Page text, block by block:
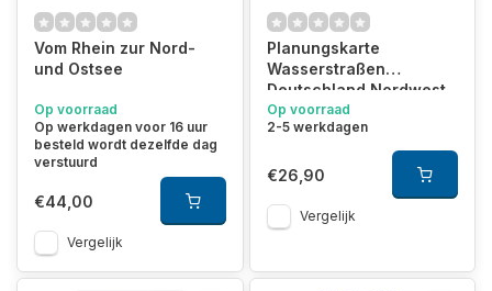
Vom Rhein zur Nord-
und Ostsee
Op voorraad
Op werkdagen voor 16 uur
besteld wordt dezelfde dag
verstuurd
€44,00
Vergelijk
Planungskarte
Wasserstraßen
Deutschland Nordwest
Op voorraad
2-5 werkdagen
€26,90
Vergelijk